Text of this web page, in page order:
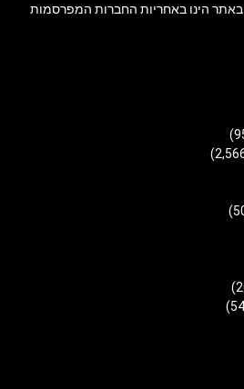
הינו באחריות החברות המפרסמות